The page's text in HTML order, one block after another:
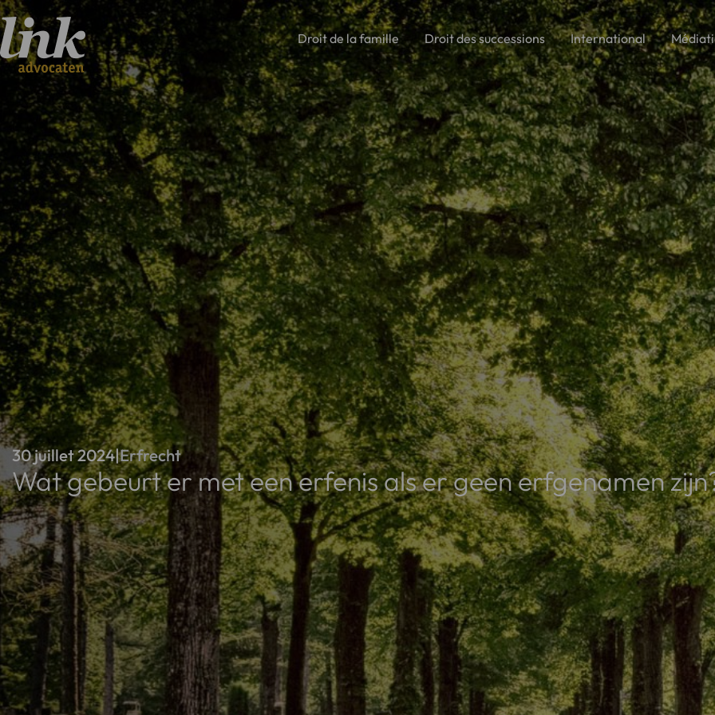
Droit de la famille Droit des successions International
30 juillet 2024|Erfrecht
Wat gebeurt er met een erfenis als er geen erfgenamen